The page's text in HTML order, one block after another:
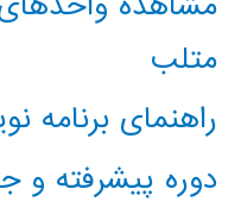
متلب
راهنمای برنامه
دوره پیشرفته و